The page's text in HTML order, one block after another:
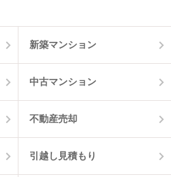
新築マンション
中古マンション
不動産売却
引越し見積もり